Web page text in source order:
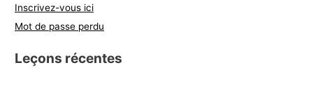
Inscrivez-vous ici
Mot de passe perdu
Leçons récentes